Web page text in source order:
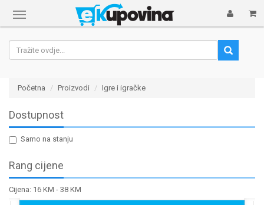
Prikaži
navigaciju
Početna Proizvodi Igre i igračke
Dostupnost
Samo na stanju
Rang cijene
Cijena: 16 KM - 38 KM